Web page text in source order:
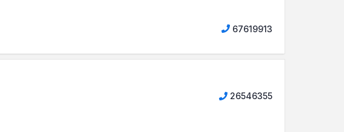
67619913
26546355